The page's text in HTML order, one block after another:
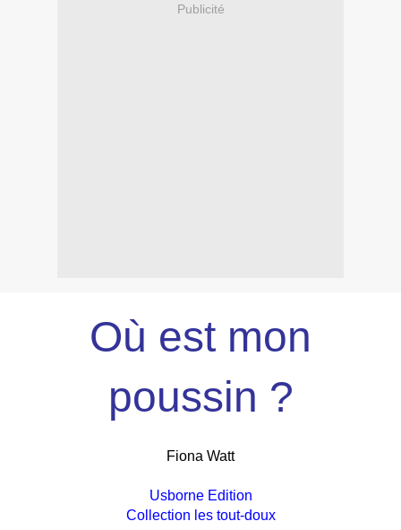
Publicité
Où est mon
poussin ?
Fiona Watt
Usborne Edition
Collection les tout-doux